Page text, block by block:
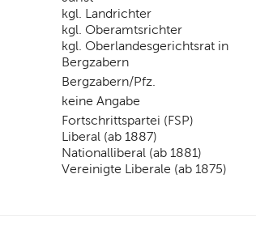
kgl. Landrichter
kgl. Oberamtsrichter
kgl. Oberlandesgerichtsrat in
Bergzabern
Bergzabern/Pfz.
keine Angabe
Fortschrittspartei (FSP)
Liberal (ab 1887)
Nationalliberal (ab 1881)
Vereinigte Liberale (ab 1875)